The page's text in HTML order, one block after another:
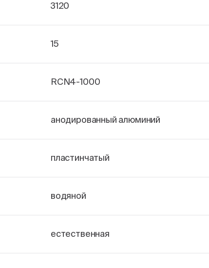
3120
15
RCN4-1000
анодированный алюминий
пластинчатый
водяной
естественная